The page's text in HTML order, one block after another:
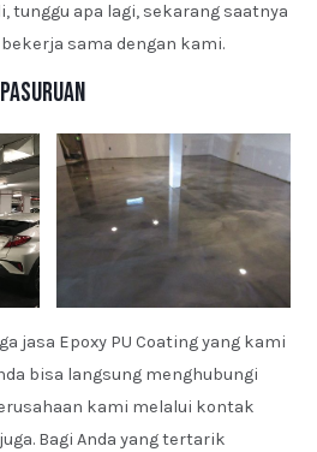
tunggu apa lagi, sekarang saatnya
sama dengan kami.
jasa Epoxy PU Coating yang kami
bisa langsung menghubungi
kami melalui kontak
Bagi Anda yang tertarik